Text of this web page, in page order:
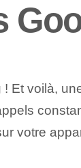
Et voilà,
votre